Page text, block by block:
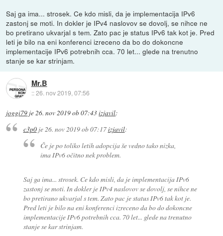
Saj ga ima... strosek. Ce kdo misli, da je implementacija IPv6
zastonj se moti. In dokler je IPv4 naslovov se dovolj, se nihce ne
bo pretirano ukvarjal s tem. Zato pac je status IPv6 tak kot je. Pred
leti je bilo na eni konferenci izreceno da bo do dokoncne
implementacije IPv6 potrebnih cca. 70 let... glede na trenutno
stanje se kar strinjam.
Mr.B
::26. nov 2019, 07:56
joggi79 je26. nov 2019 ob 07:43izjavil:
c3p0je26. nov 2019 ob 07:17izjavil:
Če je po toliko letih adopcija še vedno tako nizka,
ima IPv6 očitno nek problem.
Saj ga ima... strosek. Ce kdo misli, da je implementacija IPv6
zastonj se moti. In dokler je IPv4 naslovov se dovolj, se nihce ne
bo pretirano ukvarjal s tem. Zato pac je status IPv6 tak kot je.
Pred leti je bilo na eni konferenci izreceno da bo do dokoncne
implementacije IPv6 potrebnih cca. 70 let... glede na trenutno
stanje se kar strinjam.